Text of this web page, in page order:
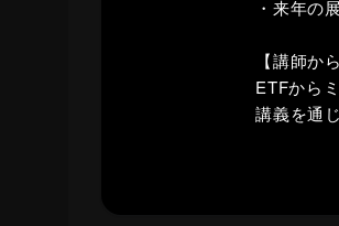
・来年の
【講師か
ETFから
講義を通